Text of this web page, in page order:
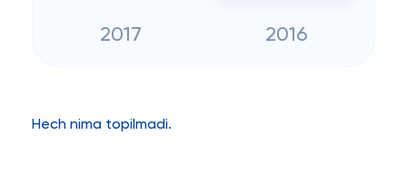
2017 2016
Hech nima topilmadi.